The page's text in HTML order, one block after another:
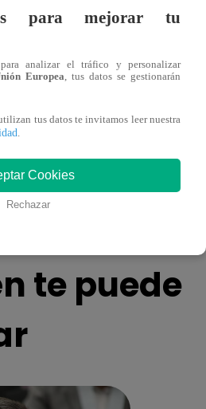
con
te puede
para mejorar tu
analizar el tráfico y personalizar
Europea, tus datos se gestionarán
tus datos te invitamos leer nuestra
.
Cookies
Rechazar